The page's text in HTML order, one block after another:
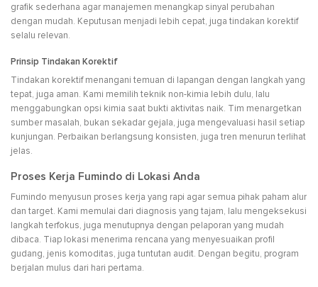
grafik sederhana agar manajemen menangkap sinyal perubahan
dengan mudah. Keputusan menjadi lebih cepat, juga tindakan korektif
selalu relevan.
Prinsip Tindakan Korektif
Tindakan korektif menangani temuan di lapangan dengan langkah yang
tepat, juga aman. Kami memilih teknik non-kimia lebih dulu, lalu
menggabungkan opsi kimia saat bukti aktivitas naik. Tim menargetkan
sumber masalah, bukan sekadar gejala, juga mengevaluasi hasil setiap
kunjungan. Perbaikan berlangsung konsisten, juga tren menurun terlihat
jelas.
Proses Kerja Fumindo di Lokasi Anda
Fumindo menyusun proses kerja yang rapi agar semua pihak paham alur
dan target. Kami memulai dari diagnosis yang tajam, lalu mengeksekusi
langkah terfokus, juga menutupnya dengan pelaporan yang mudah
dibaca. Tiap lokasi menerima rencana yang menyesuaikan profil
gudang, jenis komoditas, juga tuntutan audit. Dengan begitu, program
berjalan mulus dari hari pertama.